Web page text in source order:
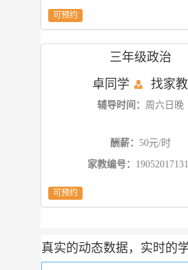
可预约
三年级政治
卓同学
找家教
辅导时间： 周六日晚
酬薪： 50元/时
家教编号：
可预约
真实的动态数据，实时的